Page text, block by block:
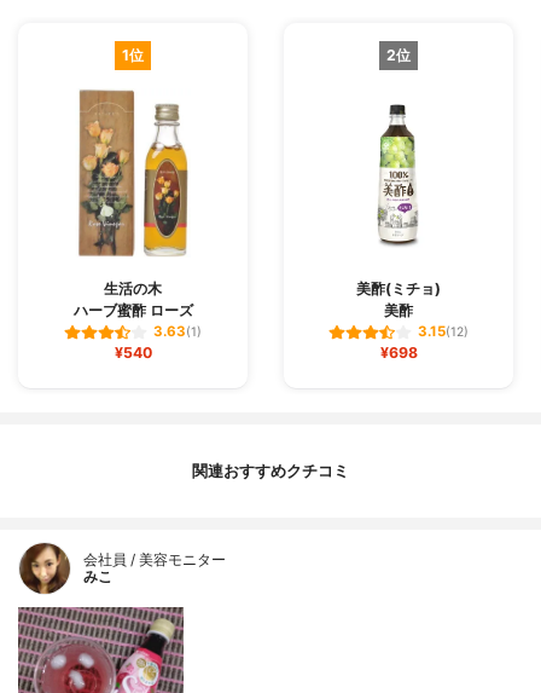
1位
生活の木
ハーブ蜜酢 ローズ
3.63(1)
¥540
2位
美酢(ミチョ)
美酢
3.15(12)
¥698
関連おすすめクチコミ
会社員 / 美容モニター
みこ